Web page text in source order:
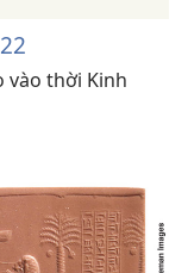
vào thời Kinh